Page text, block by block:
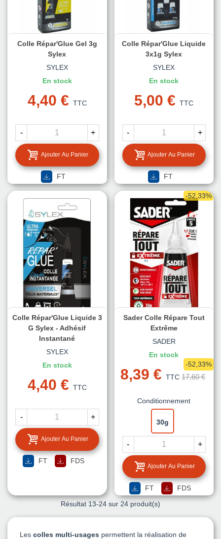
Colle Répar'Glue Gel 3g
Sylex
SYLEX
En stock
4,40 € TTC
- +
Ajouter Au Panier
FT
Colle Répar'Glue Liquide
3x1g Sylex
SYLEX
En stock
5,00 € TTC
- +
Ajouter Au Panier
FT
Colle Répar'Glue Liquide 3
G Sylex - Adhésif
Instantané
SYLEX
En stock
4,40 € TTC
- +
Ajouter Au Panier
FT FDS
-52,33%
Sader Colle Répare Tout
Extrême
SADER
En stock
8,39 € TTC 17,60 €
-52,33%
Conditionnement
30g
- +
Ajouter Au Panier
FT
FDS
Résultat 13-24 sur 24 produit(s)
Les colles multi-usages permettent la réalisation de